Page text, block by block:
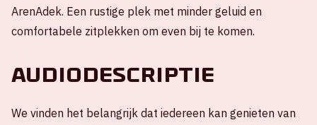
ArenAdek. Een rustige plek met minder geluid en
comfortabele zitplekken om even bij te komen.
Audiodescriptie
We vinden het belangrijk dat iedereen kan genieten van